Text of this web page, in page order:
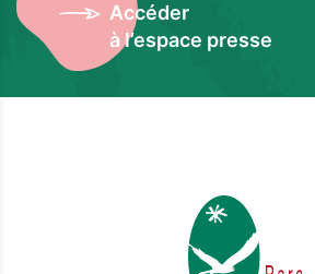
Accéder
à l’espace presse